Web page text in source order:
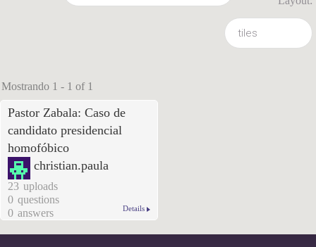
Mostrando 1 - 1 of 1
Pastor Zabala: Caso de
candidato presidencial
homofóbico
christian.paula
23 uploads
0 questions
0 answers Details